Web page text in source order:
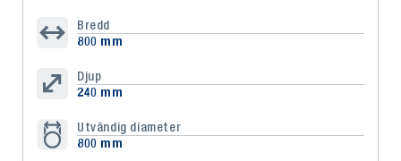
Bredd
800 mm
Djup
240 mm
Utvändig diameter
800 mm